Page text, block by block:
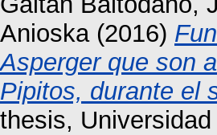
Anioska(2016)
Asperger que son
Pipitos, durante el
thesis,